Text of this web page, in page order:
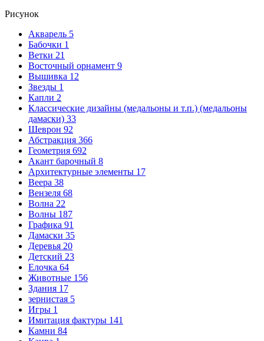
Рисунок
Акварель 5
Бабочки 1
Ветки 21
Восточный орнамент 9
Вышивка 12
Звезды 1
Капли 2
Классические дизайны (медальоны и т.п.) (медальоны
дамаски) 33
Шеврон 92
Абстракция 366
Геометрия 692
Акант барочный 8
Архитектурные элементы 17
Веера 38
Вензеля 68
Волна 22
Волны 187
Графика 91
Дамаски 35
Деревья 20
Детский 23
Елочка 64
Животные 156
Здания 17
зернистая 5
Игры 1
Имитация фактуры 141
Камни 84